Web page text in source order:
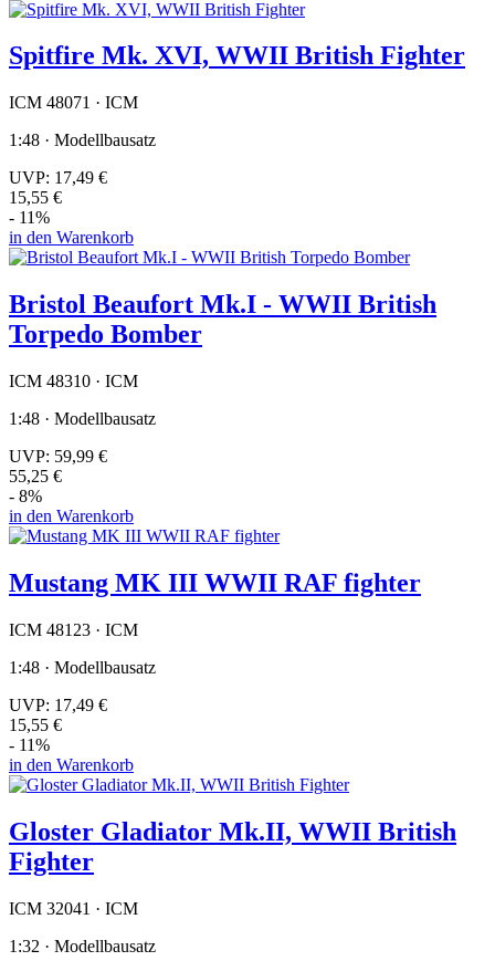
Spitfire Mk. XVI, WWII British Fighter
ICM 48071 · ICM
1:48 · Modellbausatz
UVP: 17,49 €
15,55 €
- 11%
in den Warenkorb
Bristol Beaufort Mk.I - WWII British
Torpedo Bomber
ICM 48310 · ICM
1:48 · Modellbausatz
UVP: 59,99 €
55,25 €
- 8%
in den Warenkorb
Mustang MK III WWII RAF fighter
ICM 48123 · ICM
1:48 · Modellbausatz
UVP: 17,49 €
15,55 €
- 11%
in den Warenkorb
Gloster Gladiator Mk.II, WWII British
Fighter
ICM 32041 · ICM
1:32 · Modellbausatz